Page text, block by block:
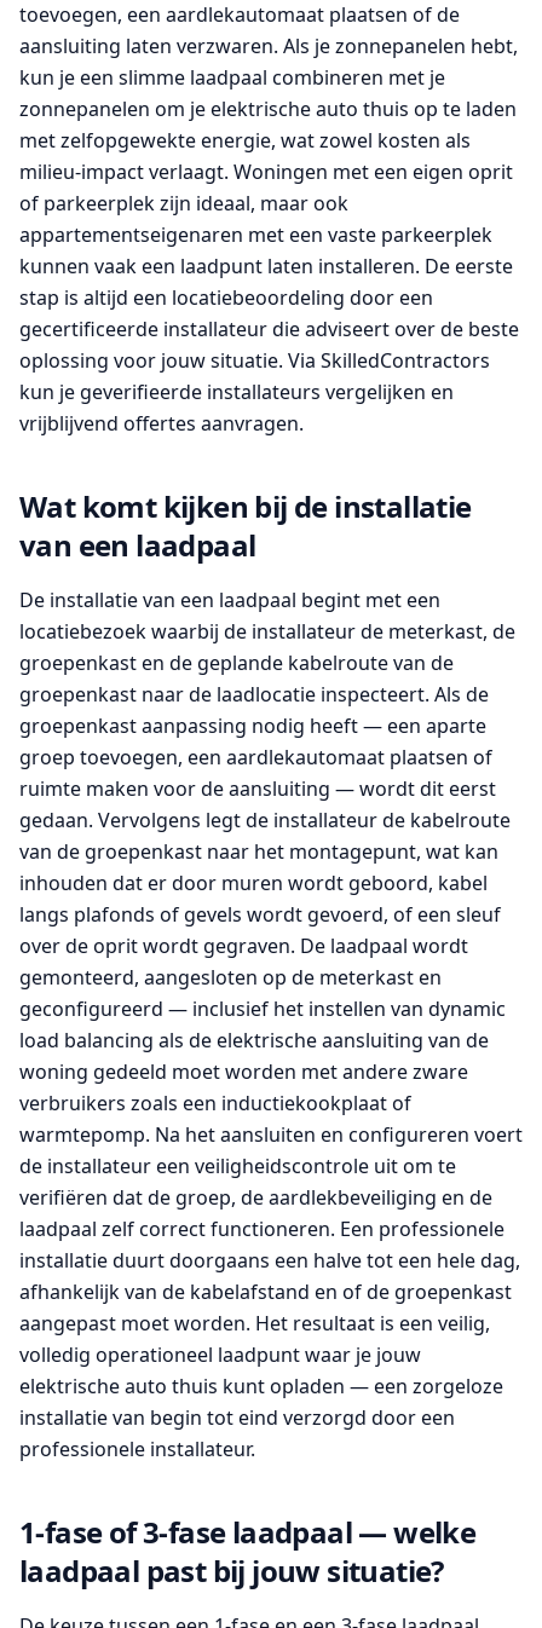
toevoegen, een aardlekautomaat plaatsen of de
aansluiting laten verzwaren. Als je zonnepanelen hebt,
kun je een slimme laadpaal combineren met je
zonnepanelen om je elektrische auto thuis op te laden
met zelfopgewekte energie, wat zowel kosten als
milieu-impact verlaagt. Woningen met een eigen oprit
of parkeerplek zijn ideaal, maar ook
appartementseigenaren met een vaste parkeerplek
kunnen vaak een laadpunt laten installeren. De eerste
stap is altijd een locatiebeoordeling door een
gecertificeerde installateur die adviseert over de beste
oplossing voor jouw situatie. Via SkilledContractors
kun je geverifieerde installateurs vergelijken en
vrijblijvend offertes aanvragen.
Wat komt kijken bij de installatie
van een laadpaal
De installatie van een laadpaal begint met een
locatiebezoek waarbij de installateur de meterkast, de
groepenkast en de geplande kabelroute van de
groepenkast naar de laadlocatie inspecteert. Als de
groepenkast aanpassing nodig heeft — een aparte
groep toevoegen, een aardlekautomaat plaatsen of
ruimte maken voor de aansluiting — wordt dit eerst
gedaan. Vervolgens legt de installateur de kabelroute
van de groepenkast naar het montagepunt, wat kan
inhouden dat er door muren wordt geboord, kabel
langs plafonds of gevels wordt gevoerd, of een sleuf
over de oprit wordt gegraven. De laadpaal wordt
gemonteerd, aangesloten op de meterkast en
geconfigureerd — inclusief het instellen van dynamic
load balancing als de elektrische aansluiting van de
woning gedeeld moet worden met andere zware
verbruikers zoals een inductiekookplaat of
warmtepomp. Na het aansluiten en configureren voert
de installateur een veiligheidscontrole uit om te
verifiëren dat de groep, de aardlekbeveiliging en de
laadpaal zelf correct functioneren. Een professionele
installatie duurt doorgaans een halve tot een hele dag,
afhankelijk van de kabelafstand en of de groepenkast
aangepast moet worden. Het resultaat is een veilig,
volledig operationeel laadpunt waar je jouw
elektrische auto thuis kunt opladen — een zorgeloze
installatie van begin tot eind verzorgd door een
professionele installateur.
1-fase of 3-fase laadpaal — welke
laadpaal past bij jouw situatie?